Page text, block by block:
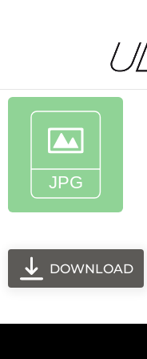
DOWNLOAD